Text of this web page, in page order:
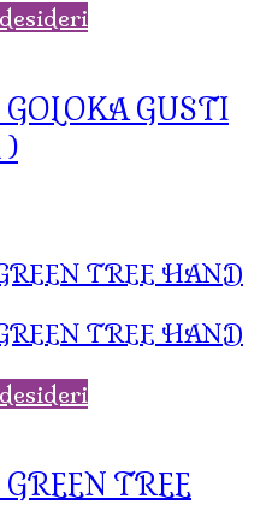
GOLOKA GUSTI
)
TREE